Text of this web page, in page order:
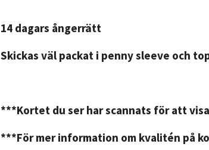
14 dagars ångerrätt
Skickas väl packat i penny sleeve och
***Kortet du ser har scannats för att
***För mer information om kvalitén på